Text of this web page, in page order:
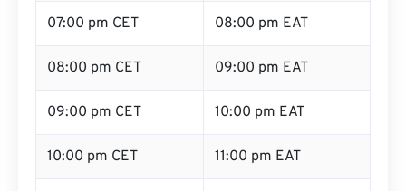
07:00 pm CET 08:00 pm EAT
08:00 pm CET 09:00 pm EAT
09:00 pm CET 10:00 pm EAT
10:00 pm CET 11:00 pm EAT